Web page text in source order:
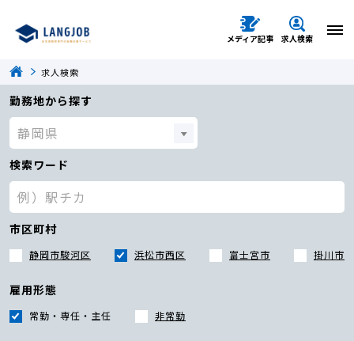
メディア記事 求人検索
求人検索
勤務地から探す
検索ワード
市区町村
静岡市駿河区 浜松市西区 富士宮市 掛川市
雇用形態
常勤・専任・主任 非常勤